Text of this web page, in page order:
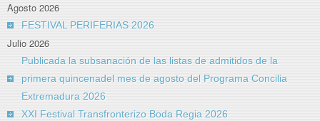
Agosto 2026
FESTIVAL PERIFERIAS 2026
Julio 2026
Publicada la subsanación de las listas de admitidos de la
primera quincenadel mes de agosto del Programa Concilia
Extremadura 2026
XXI Festival Transfronterizo Boda Regia 2026